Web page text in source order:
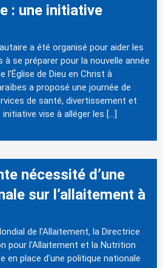
: une initiative
a été organisé pour aider les
se préparer pour la nouvelle année
l'Église de Dieu en Christ à
a proposé une journée de
de santé, divertissement et
vise à alléger les […]
nécessité d’une
sur l’allaitement à
de l'Allaitement, la Directrice
pour l'Allaitement et la Nutrition
en place d'une politique nationale